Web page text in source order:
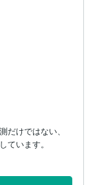
しなさい」
う、一つ一
、より豊か
ひ一緒に学
だけではない、
ています。